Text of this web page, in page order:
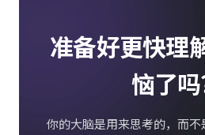
准备好更快理
恼了吗
你的大脑是用来思考的，而